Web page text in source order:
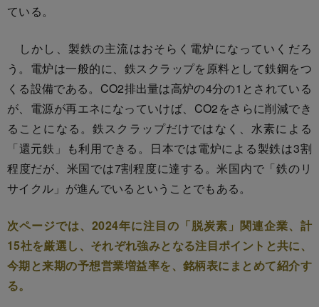
ている。
しかし、製鉄の主流はおそらく電炉になっていくだろ
う。電炉は一般的に、鉄スクラップを原料として鉄鋼をつ
くる設備である。CO2排出量は高炉の4分の1とされている
が、電源が再エネになっていけば、CO2をさらに削減でき
ることになる。鉄スクラップだけではなく、水素による
「還元鉄」も利用できる。日本では電炉による製鉄は3割
程度だが、米国では7割程度に達する。米国内で「鉄のリ
サイクル」が進んでいるということでもある。
次ページでは、2024年に注目の「脱炭素」関連企業、計
15社を厳選し、それぞれ強みとなる注目ポイントと共に、
今期と来期の予想営業増益率を、銘柄表にまとめて紹介す
る。